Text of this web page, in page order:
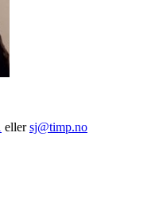
ellersj@timp.no